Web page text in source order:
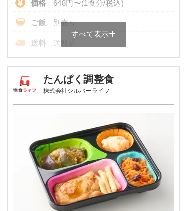
あさりとじゃが芋のピリ辛醤油仕立て
白滝と蒲鉾の煮物
栄養素
-
※メニューの補足
-
ホッケの一夜干し焼き
ソーセージのポトフ風
しっとり卯の花
栄養素
※メニューの補足
価格 648円〜(1食分/税込)
ご飯 別売り
送料 送料込
各店舗によって価格は異なります。
糖質カロリー調整食の栄養素例
カロリー 170kcal
塩分 1.8g
タンパク質 7.4g
脂質 10.1g
すべて表示
たんぱく調整食
株式会社シルバーライフ